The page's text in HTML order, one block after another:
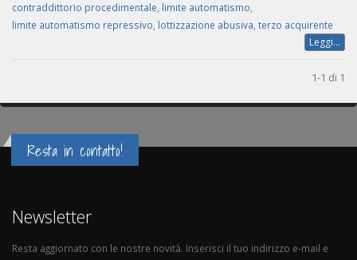
contraddittorio procedimentale limite automatismo
limite automatismo repressivo lottizzazione abusiva terzo acquirente
Leggi...
1-1 di 1
Resta in contatto!
Newsletter
Resta aggiornato con le nostre novità. Inserisci il tuo indirizzo e-mail e